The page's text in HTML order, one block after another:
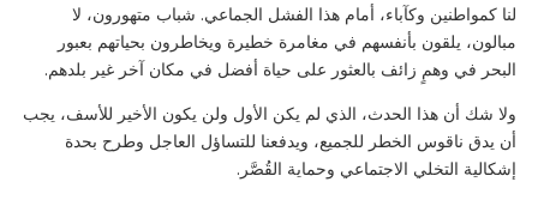
لنا كمواطنين وكآباء، أمام هذا الفشل الجماعي. شباب متهورون، لا
مبالون، يلقون بأنفسهم في مغامرة خطيرة ويخاطرون بحياتهم بعبور
البحر في وهمٍ زائف بالعثور على حياة أفضل في مكان آخر غير بلدهم.
ولا شك أن هذا الحدث، الذي لم يكن الأول ولن يكون الأخير للأسف، يجب
أن يدق ناقوس الخطر للجميع، ويدفعنا للتساؤل العاجل وطرح بحدة
إشكالية التخلي الاجتماعي وحماية القُصَّر.